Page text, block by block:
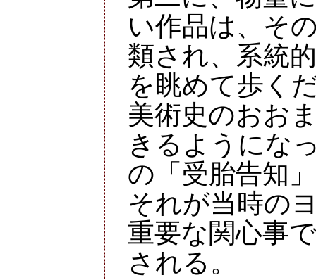
い作品は、そ
類され、系統
を眺めて歩く
美術史のおお
きるようにな
の「受胎告知
それが当時の
重要な関心事
される。